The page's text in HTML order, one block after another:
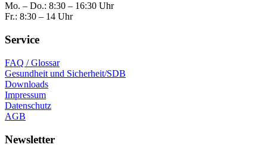
Mo. – Do.: 8:30 – 16:30 Uhr
Fr.: 8:30 – 14 Uhr
Service
FAQ / Glossar
Gesundheit und Sicherheit/SDB
Downloads
Impressum
Datenschutz
AGB
Newsletter